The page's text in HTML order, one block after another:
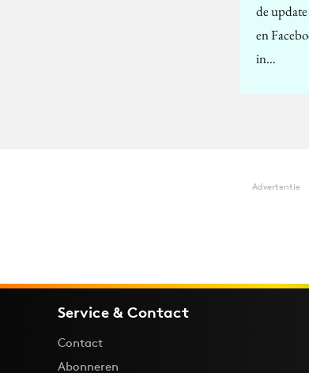
de
en
in…
Advertentie
Service & Contact
Contact
Abonneren